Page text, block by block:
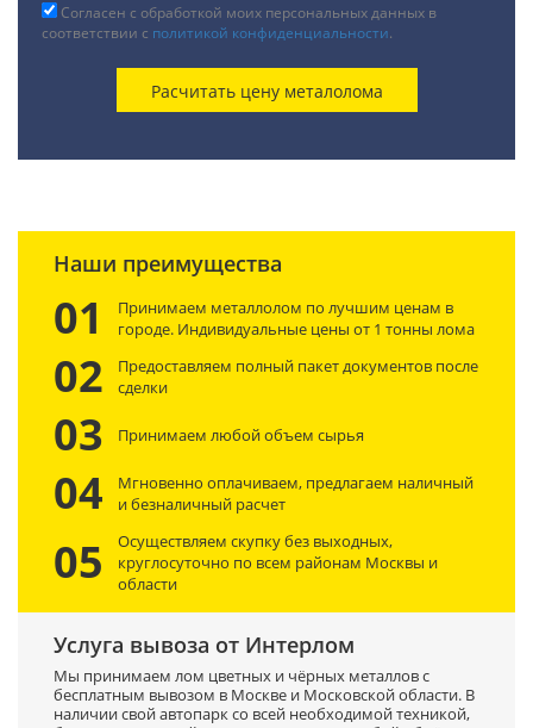
Согласен с обработкой моих персональных данных в
соответствии с политикой конфиденциальности.
Наши преимущества
01
Принимаем металлолом по лучшим ценам в
городе. Индивидуальные цены от 1 тонны лома
02
Предоставляем полный пакет документов после
сделки
03 Принимаем любой объем сырья
04
Мгновенно оплачиваем, предлагаем наличный
и безналичный расчет
05
Осуществляем скупку без выходных,
круглосуточно по всем районам Москвы и
области
Услуга вывоза от Интерлом
Мы принимаем лом цветных и чёрных металлов с
бесплатным вывозом в Москве и Московской области. В
наличии свой автопарк со всей необходимой техникой,